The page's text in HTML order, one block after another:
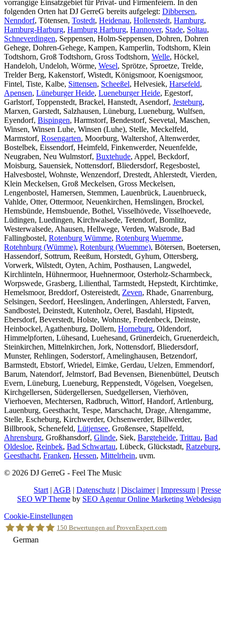
vorrangige Einsatzgebiet für Privat- und Firmenfeiern. In den
folgenden Orten hat DJ GerreG bereits aufgelegt: Dibbersen,
Nenndorf, Tötensen, Tostedt, Heidenau, Hollenstedt, Hamburg,
Hamburg-Harburg, Hamburg Harburg, Hannover, Stade, Soltau,
Schneverdingen, Seppensen, Holm-Seppensen, Dohren, Dohren
Gehege, Dohren-Gehege, Kampen, Kamperlin, Todtshorn, Klein
Todtshorn, Groß Todtshorn, Gross Todtshorn, Welle, Höckel,
Handeloh, Undeloh, Wörme, Wesel, Sprötze, Sproetze, Trelde,
Trelder Berg, Kakenstorf, Wistedt, Königsmoor, Koenigsmoor,
Fintel, Tiste, Kalbe, Sittensen, Scheeßel, Helvesiek, Harsefeld,
Apensen, Lüneburger Heide, Lueneburger Heide, Egestorf,
Garlstorf, Toppenstedt, Brackel, Hanstedt, Asendorf, Jesteburg,
Marxen, Garstedt, Salzhausen, Lüneburg, Lueneburg, Wulfsen,
Eyendorf, Bispingen, Harmstorf, Bendestorf, Seevetal, Maschen,
Winsen, Winsen Luhe, Winsen (Luhe), Stelle, Meckelfeld,
Marmstorf, Rosengarten, Moorburg, Waltershof, Altenwerder,
Bostelbek, Eissendorf, Heimfeld, Finkenwerder, Neuenfelde,
Neugraben, Neu Wulmstorf, Buxtehude, Appel, Beckdorf,
Moisburg, Sauensiek, Nottensdorf, Bliedersdorf, Regesbostel,
Halvesbostel, Wohnste, Wenzendorf, Drestedt, Ahlerstedt, Vierden,
Klein Meckelsen, Groß Meckelsen, Gross Meckelsen,
Lengenbostel, Hamersen, Stemmen, Lauenbrück, Lauenbrueck,
Vahlde, Otter, Ottermoor, Neuenkirchen, Hemslingen, Brockel,
Hemsbünde, Hemsbuende, Bothel, Visselhövede, Visselhoevede,
Lüdingen, Luedingen, Kirchwalsede, Tetendorf, Bomlitz,
Westerwalsede, Ahausen, Hellwege, Verden, Walsrode, Bad
Fallingbostel, Rotenburg Wümme, Rotenburg Wuemme,
Rotehnburg (Wümme), Rotenburg (Wuemme), Bötersen, Boetersen,
Hassendorf, Sottrum, Reeßum, Horstedt, Gyhum, Ottersberg,
Vorwerk, Wilstedt, Oyten, Achim, Posthausen, Langwedel,
Kirchlinteln, Hühnermoor, Huehnermoor, Osterholz-Scharmbeck,
Worpswede, Grasberg, Lilienthal, Tarmstedt, Hepstedt, Kirchtimke,
Hemelsmoor, Breddorf, Ostereistedt, Zeven, Rhade, Gnarrenburg,
Selsingen, Seedorf, Heeslingen, Anderlingen, Ahlerstedt, Farven,
Sandbostel, Deinstedt, Kutenholz, Oerel, Basdahl, Hipstedt,
Ebersdorf, Beverstedt, Holste, Wohnste, Fredenbeck, Deinste,
Heinbockel, Agathenburg, Dollern, Horneburg, Oldendorf,
Himmelpforten, Lühesand, Luehesand, Grünerdeich, Gruenerdeich,
Steinkirchen, Mittelnkirchen, Jork, Nottensdorf, Bliedersdorf,
Munster, Rehlingen, Soderstorf, Amelinghausen, Betzendorf,
Barmstedt, Ebstorf, Wriedel, Eimke, Gerdau, Uelzen, Emmendorf,
Barum, Natendorf, Jelmstorf, Bad Bevensen, Bienenbüttel, Deutsch
Evern, Lüneburg, Lueneburg, Reppenstedt, Vögelsen, Voegelsen,
Kirchgellersen, Südergellersen, Suedgellersen, Vierhöven,
Vierhoeven, Mechtersen, Radbruch, Wittorf, Handorf, Artlenburg,
Lauenburg, Geesthacht, Tespe, Marschacht, Drage, Altengamme,
Stelle, Escheburg, Kirchwerder, Ochsenwerder, Billwerder,
Billbrook, Schenefeld, Lütjensee, Großensee, Stapelfeld,
Ahrensburg, Großhansdorf, Glinde, Siek, Bargteheide, Trittau, Bad
Oldesloe, Reinbek, Bad Schwartau, Lübeck, Glückstadt, Ratzeburg,
Geesthacht, Franken, Hessen, Mittelrhein, uvm.
© 2026 DJ GerreG - Feel The Music
Start | AGB | Datenschutz | Disclaimer| Impressum | Presse
SEO WP Theme by SEO Agentur Online Marketing Webdesign
Nach
oben
scrollen
Cookie-Einstellungen
150 Bewertungen auf ProvenExpert.com
German